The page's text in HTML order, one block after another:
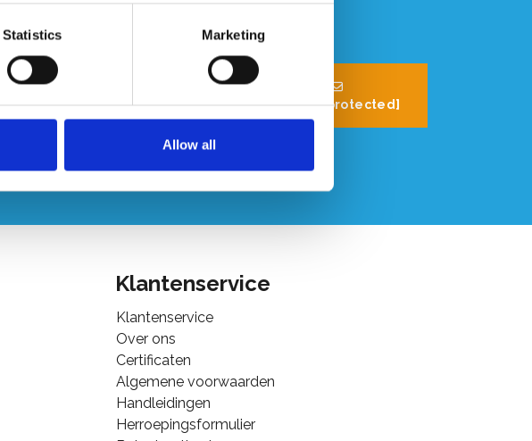
Statistics Marketing
Allow all
+32 (0) 496 532
330
[email protected]
Klantenservice
Klantenservice
Over ons
Certificaten
Algemene voorwaarden
Handleidingen
Herroepingsformulier